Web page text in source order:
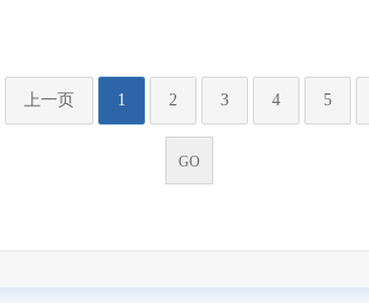
上一页 1 2 3 4 5